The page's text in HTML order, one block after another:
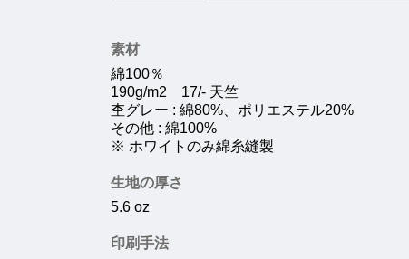
素材
綿100％
190g/m2 17/- 天竺
杢グレー : 綿80%、ポリエステル20%
その他 : 綿100%
※ ホワイトのみ綿糸縫製
生地の厚さ
5.6 oz
印刷手法